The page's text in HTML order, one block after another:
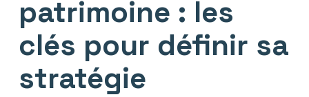
patrimoine : les
clés pour définir sa
stratégie